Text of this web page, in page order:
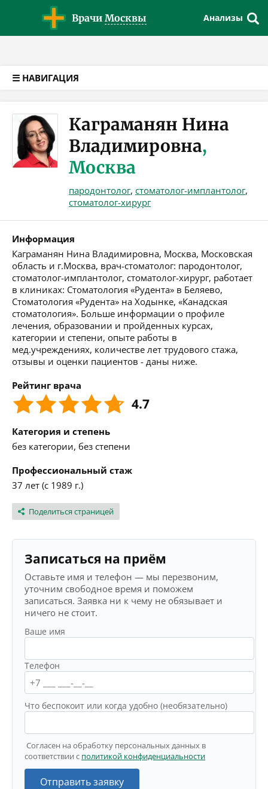
Врачи Москвы Анализы
☰ НАВИГАЦИЯ
Каграманян Нина
Владимировна,
Москва
пародонтолог, стоматолог-имплантолог,
стоматолог-хирург
Информация
Каграманян Нина Владимировна, Москва, Московская
область и г.Москва, врач-стоматолог: пародонтолог,
стоматолог-имплантолог, стоматолог-хирург, работает
в клиниках: Стоматология «Рудента» в Беляево,
Стоматология «Рудента» на Ходынке, «Канадская
стоматология». Больше информации о профиле
лечения, образовании и пройденных курсах,
категории и степени, опыте работы в
мед.учреждениях, количестве лет трудового стажа,
отзывы и оценки пациентов - даны ниже.
Рейтинг врача
4.7
Категория и степень
без категории, без степени
Профессиональный стаж
37 лет (с 1989 г.)
Поделиться страницей
Записаться на приём
Оставьте имя и телефон — мы перезвоним,
уточним свободное время и поможем
записаться. Заявка ни к чему не обязывает и
ничего не стоит.
Ваше имя
Телефон
Что беспокоит или когда удобно (необязательно)
Согласен на обработку персональных данных в
соответствии с политикой конфиденциальности
Отправить заявку